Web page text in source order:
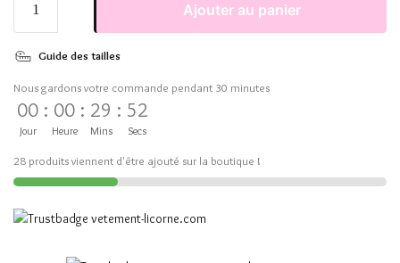
Ajouter au panier
Guide des tailles
Nous gardons votre commande pendant 30 minutes
00
Jour
: 00
Heure
: 29
Mins
: 51
Secs
28 produits viennent d'être ajouté sur la boutique !